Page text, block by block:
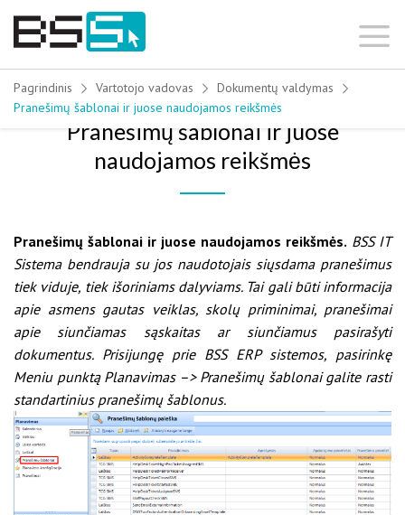
Skip
Pagrindinis Vartotojo vadovas
Dokumentų valdymas
Pranešimų šablonai ir juose naudojamos reikšmės
Pranešimų šablonai ir juose
naudojamos reikšmės
Pranešimų šablonai ir juose naudojamos reikšmės. BSS IT
Sistema bendrauja su jos naudotojais siųsdama pranešimus
tiek viduje, tiek išoriniams dalyviams. Tai gali būti informacija
apie asmens gautas veiklas, skolų priminimai, pranešimai
apie siunčiamas sąskaitas ar siunčiamus pasirašyti
dokumentus. Prisijungę prie BSS ERP sistemos, pasirinkę
Meniu punktą Planavimas –> Pranešimų šablonai galite rasti
standartinius pranešimų šablonus.